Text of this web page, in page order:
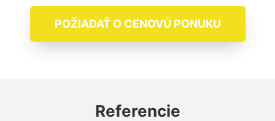
POŽIADAŤ O CENOVÚ PONUKU
Referencie